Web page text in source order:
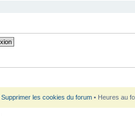
Supprimer les cookies du forum• Heures au